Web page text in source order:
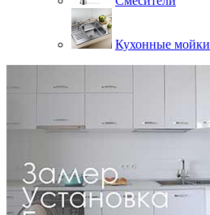
Кухонные мойки